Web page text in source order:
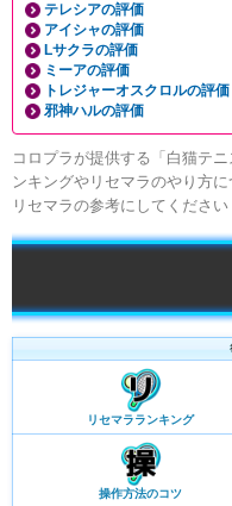
テレシアの評価
アイシャの評価
Lサクラの評価
ミーアの評価
トレジャーオスクロルの評価
邪神ハルの評価
コロプラが提供する「白猫テ
ンキングやリセマラのやり方
リセマラの参考にしてください
シーズン
リセマラランキング
操作方法のコツ